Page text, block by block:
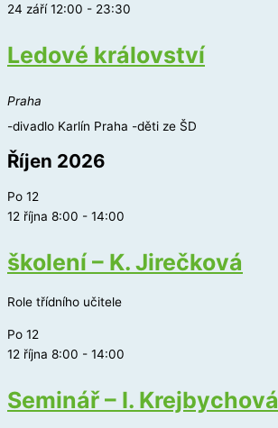
24 září 12:00 - 23:30
Ledové království
Praha
-divadlo Karlín Praha -děti ze ŠD
Říjen 2026
Po 12
12 října 8:00 - 14:00
školení – K. Jirečková
Role třídního učitele
Po 12
12 října 8:00 - 14:00
Seminář – I. Krejbychová